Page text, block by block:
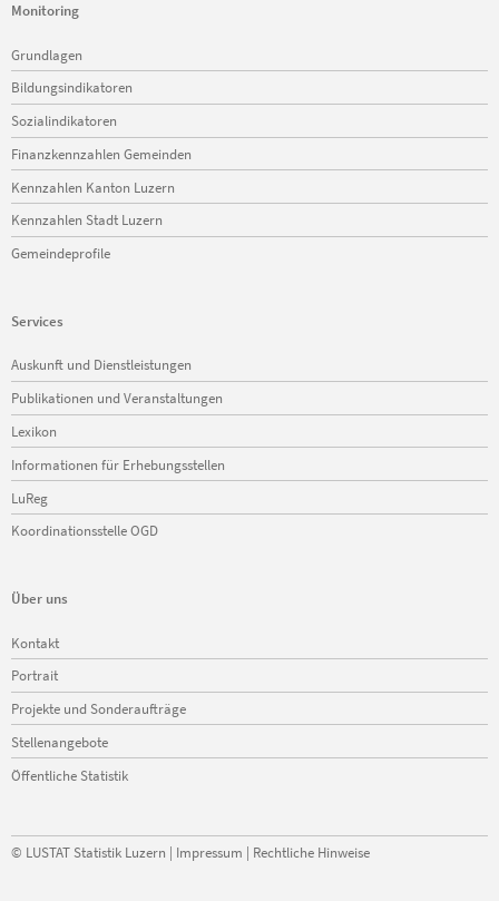
Monitoring
überspringen
Grundlagen
Bildungsindikatoren
Sozialindikatoren
Finanzkennzahlen Gemeinden
Kennzahlen Kanton Luzern
Kennzahlen Stadt Luzern
Gemeindeprofile
Services
Navigation
überspringen
Auskunft und Dienstleistungen
Publikationen und Veranstaltungen
Lexikon
Informationen für Erhebungsstellen
LuReg
Koordinationsstelle OGD
Über uns
überspringen
Kontakt
Portrait
Projekte und Sonderaufträge
Stellenangebote
Öffentliche Statistik
© LUSTAT Statistik Luzern | Impressum | Rechtliche Hinweise